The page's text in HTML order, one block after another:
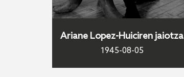
Ariane Lopez-Huiciren jaiotza
1945-08-05